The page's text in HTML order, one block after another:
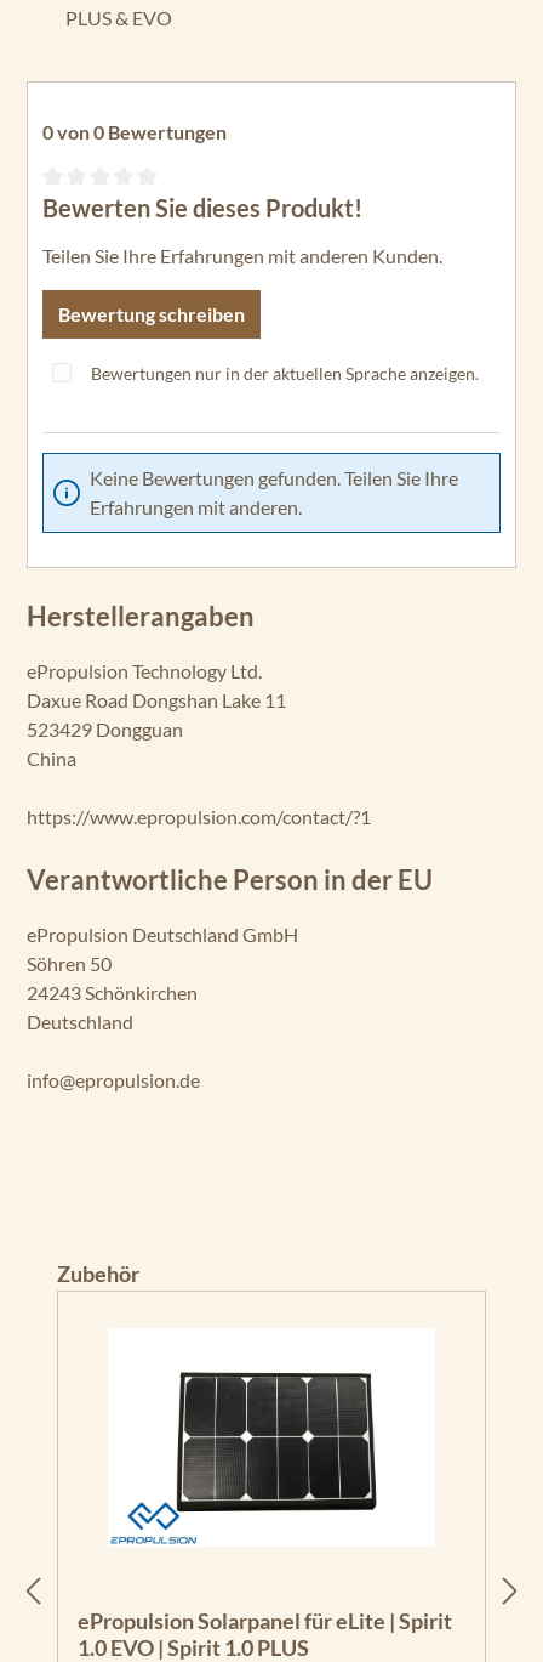
PLUS & EVO
0 von 0 Bewertungen
Durchschnittliche Bewertung von 0 von 5 Sternen
Bewerten Sie dieses Produkt!
Teilen Sie Ihre Erfahrungen mit anderen Kunden.
Bewertung schreiben
Bewertungen nur in der aktuellen Sprache anzeigen.
Keine Bewertungen gefunden. Teilen Sie Ihre
Erfahrungen mit anderen.
Herstellerangaben
ePropulsion Technology Ltd.
Daxue Road Dongshan Lake 11
523429 Dongguan
China
https://www.epropulsion.com/contact/?1
Verantwortliche Person in der EU
ePropulsion Deutschland GmbH
Söhren 50
24243 Schönkirchen
Deutschland
info@epropulsion.de
Produktgalerie überspringen
Zubehör
ePropulsion Solarpanel für eLite | Spirit
1.0 EVO | Spirit 1.0 PLUS